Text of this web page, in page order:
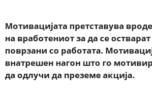
Мотивацијата претставува
на вработениот за да се
поврзани со работата.
внатрешен нагон што го
да одлучи да преземе акција.